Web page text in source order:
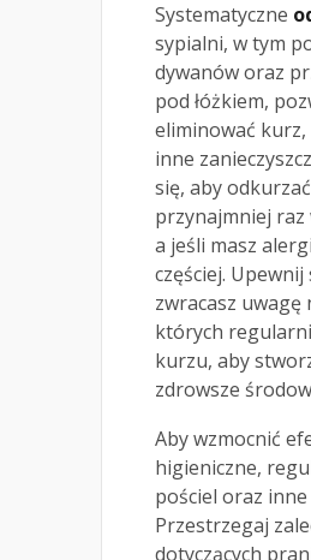
Systematyczne
sypialni, w tym
dywanów oraz
pod łóżkiem,
eliminować
inne
się, aby odkurzać
przynajmniej
a jeśli masz
częściej. Upewnij
zwracasz uwagę
których
kurzu, aby
zdrowsze
Aby wzmocnić
higieniczne,
pościel oraz
Przestrzegaj
dotyczących